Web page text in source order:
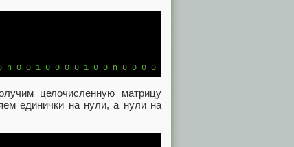
0 0 1 0 0 0 0 1 0 0 n 0 0 0 0 1 1 1 0 0 0 n 0 0 0 0 1
целочисленную матрицу
единички на нули, а нули на